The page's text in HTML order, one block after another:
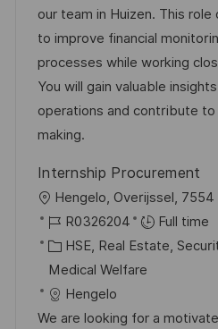
o
n
D
a
t
e
g
o
r
y
our team in Huizen. This
to improve financial
processes while working
You will gain valuable
operations and contribute
making.
Internship Procurement
L
o
c
t
i
Hengelo, Overijssel, 7554
J
o
b
I
d
R0326204
Full time
C
a
t
e
HSE, Real Estate,
Medical Welfare
Hengelo
We are looking for a